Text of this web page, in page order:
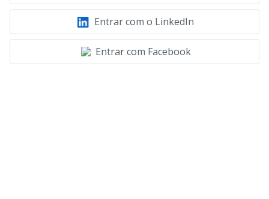
Entrar com o LinkedIn
Entrar com Facebook